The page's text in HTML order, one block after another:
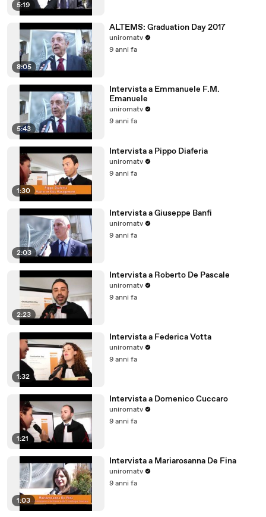
5:19
8:05
ALTEMS: Graduation Day 2017
uniromatv
9 anni fa
5:43
Intervista a Emmanuele F.M.
Emanuele
uniromatv
9 anni fa
1:30
Intervista a Pippo Diaferia
uniromatv
9 anni fa
2:03
Intervista a Giuseppe Banfi
uniromatv
9 anni fa
2:23
Intervista a Roberto De Pascale
uniromatv
9 anni fa
1:32
Intervista a Federica Votta
uniromatv
9 anni fa
1:21
Intervista a Domenico Cuccaro
uniromatv
9 anni fa
1:03
Intervista a Mariarosanna De Fina
uniromatv
9 anni fa